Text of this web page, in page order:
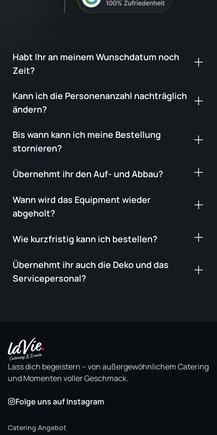
Habt Ihr an meinem Wunschdatum noch
Zeit?
Kann ich die Personenanzahl nachträglich
ändern?
Bis wann kann ich meine Bestellung
stornieren?
Übernehmt ihr den Auf- und Abbau?
Wann wird das Equipment wieder
abgeholt?
Wie kurzfristig kann ich bestellen?
Übernehmt ihr auch die Deko und das
Servicepersonal?
Lass dich begeistern – von außergewöhnlichem Catering
und Momenten voller Geschmack.
Folge uns auf Instagram
Catering Angebot